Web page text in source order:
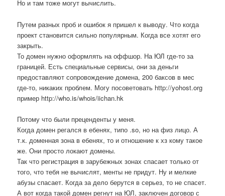
Но и там тоже могут вычислить.
Путем разных проб и ошибок я пришел к выводу. Что когда
проект становится сильно популярным. Когда все хотят его
закрыть.
То домен нужно оформлять на оффшор. На ЮЛ где-то за
границей. Есть специальные сервисы, они за деньги
предоставляют сопровождение домена, 200 баксов в мес
где-то, никаких проблем. Могу посоветовать http://yohost.org
пример http://who.is/whois/iichan.hk
Потому что были преценденты у меня.
Когда домен регался в ебенях, типо .so, но на физ лицо. А
т.к. доменная зона в ебенях, то и отношение к хз кому такое
же. Они просто локают домены.
Так что регистрация в зарубежных зонах спасает только от
того, что тебя не вычислят, менты не придут. Ну и мелкие
абузы спасает. Когда за дело берутся в серьез, то не спасет.
А вот когда такой домен регнут на ЮЛ, заключен договор с